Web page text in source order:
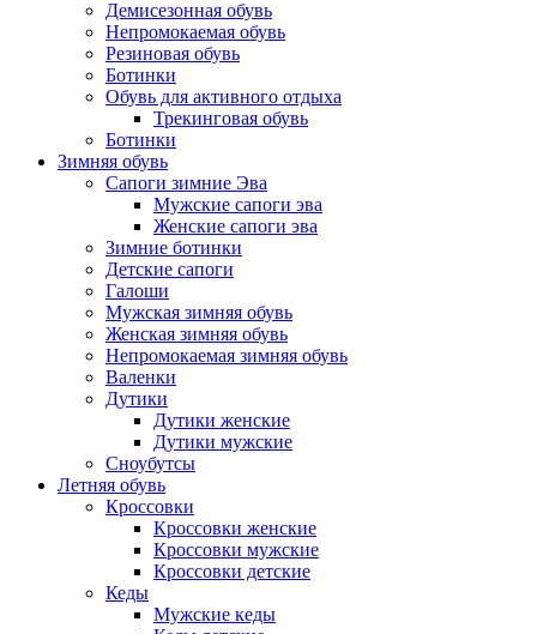
Демисезонная обувь
Непромокаемая обувь
Резиновая обувь
Ботинки
Обувь для активного отдыха
Трекинговая обувь
Ботинки
Зимняя обувь
Сапоги зимние Эва
Мужские сапоги эва
Женские сапоги эва
Зимние ботинки
Детские сапоги
Галоши
Мужская зимняя обувь
Женская зимняя обувь
Непромокаемая зимняя обувь
Валенки
Дутики
Дутики женские
Дутики мужские
Сноубутсы
Летняя обувь
Кроссовки
Кроссовки женские
Кроссовки мужские
Кроссовки детские
Кеды
Мужские кеды